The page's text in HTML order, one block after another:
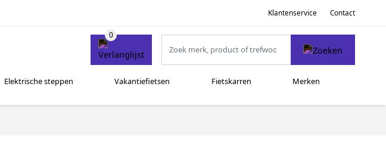
Klantenservice Contact
Elektrische steppen Vakantiefietsen Fietskarren Merken